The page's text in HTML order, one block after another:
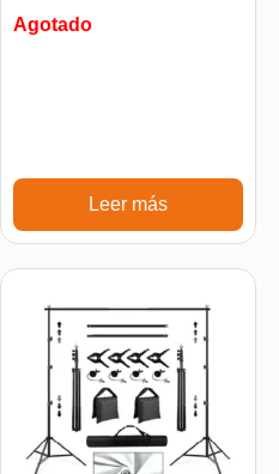
Agotado
Leer más